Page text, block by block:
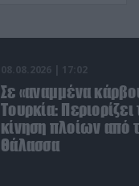
08.08.2026 | 17:02
Σε «αναμμένα
Τουρκία: Περιορίζει
κίνηση πλοίων από
Θάλασσα